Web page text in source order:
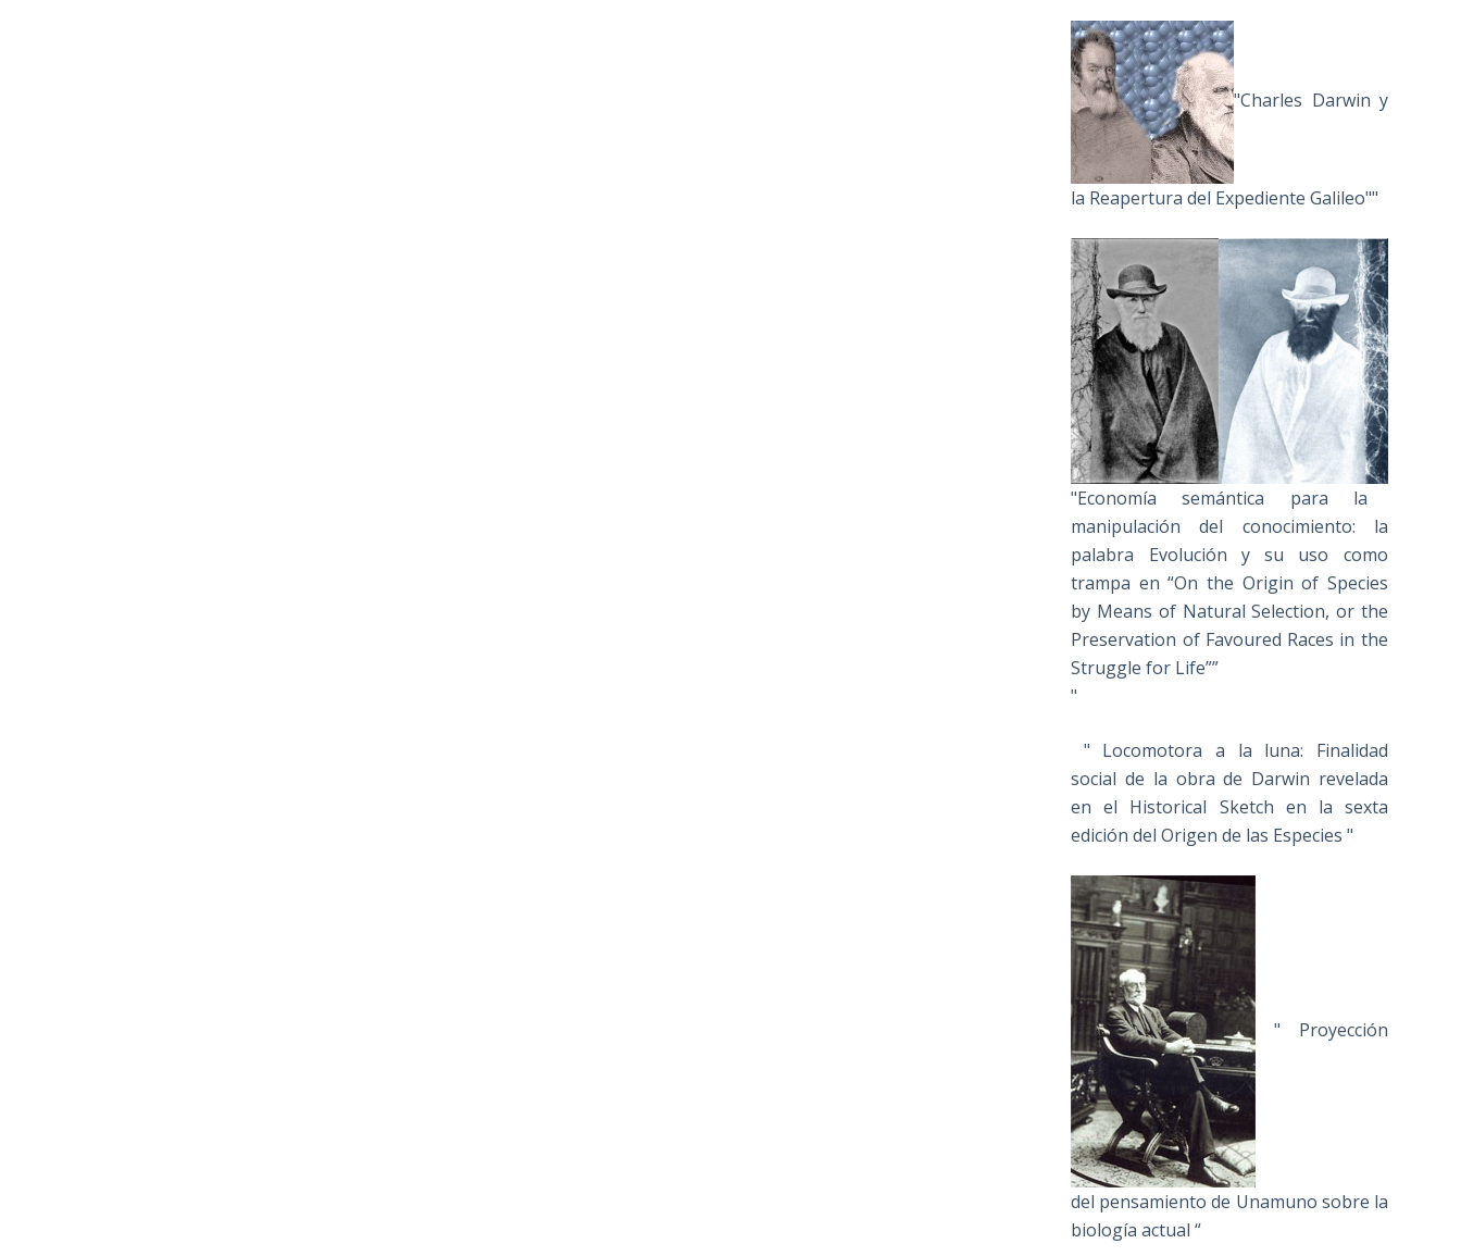
"Charles Darwin y
la Reapertura del Expediente Galileo""
"Economía semántica para la
manipulación del conocimiento: la
palabra Evolución y su uso como
trampa en “On the Origin of Species
by Means of Natural Selection, or the
Preservation of Favoured Races in the
Struggle for Life””
"
" Locomotora a la luna: Finalidad
social de la obra de Darwin revelada
en el Historical Sketch en la sexta
edición del Origen de las Especies "
" Proyección
del pensamiento de Unamuno sobre la
biología actual “